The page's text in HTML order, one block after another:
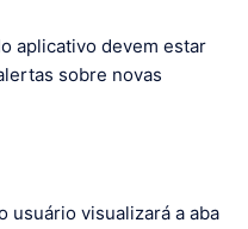
aplicativo devem estar
sobre novas
usuário visualizará a aba